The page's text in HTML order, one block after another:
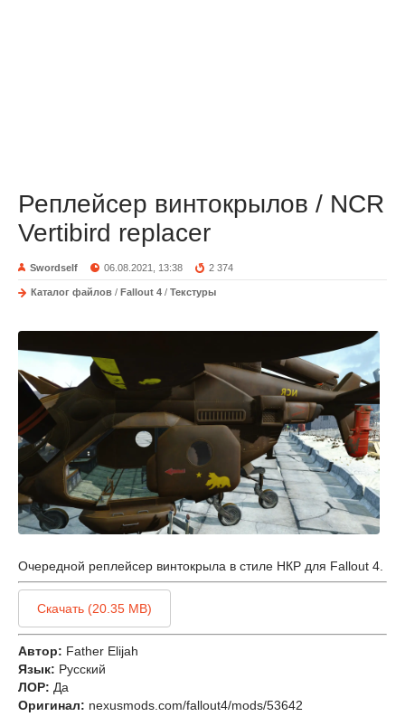
Реплейсер винтокрылов / NCR
Vertibird replacer
Swordself 06.08.2021, 13:38 2 374
Каталог файлов / Fallout 4 / Текстуры
Очередной реплейсер винтокрыла в стиле НКР для Fallout 4.
Скачать (20.35 MB)
Автор: Father Elijah
Язык: Русский
ЛОР: Да
Оригинал: nexusmods.com/fallout4/mods/53642